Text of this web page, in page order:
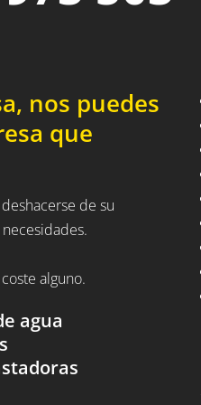
nos puedes
que
de su
alguno.
agua